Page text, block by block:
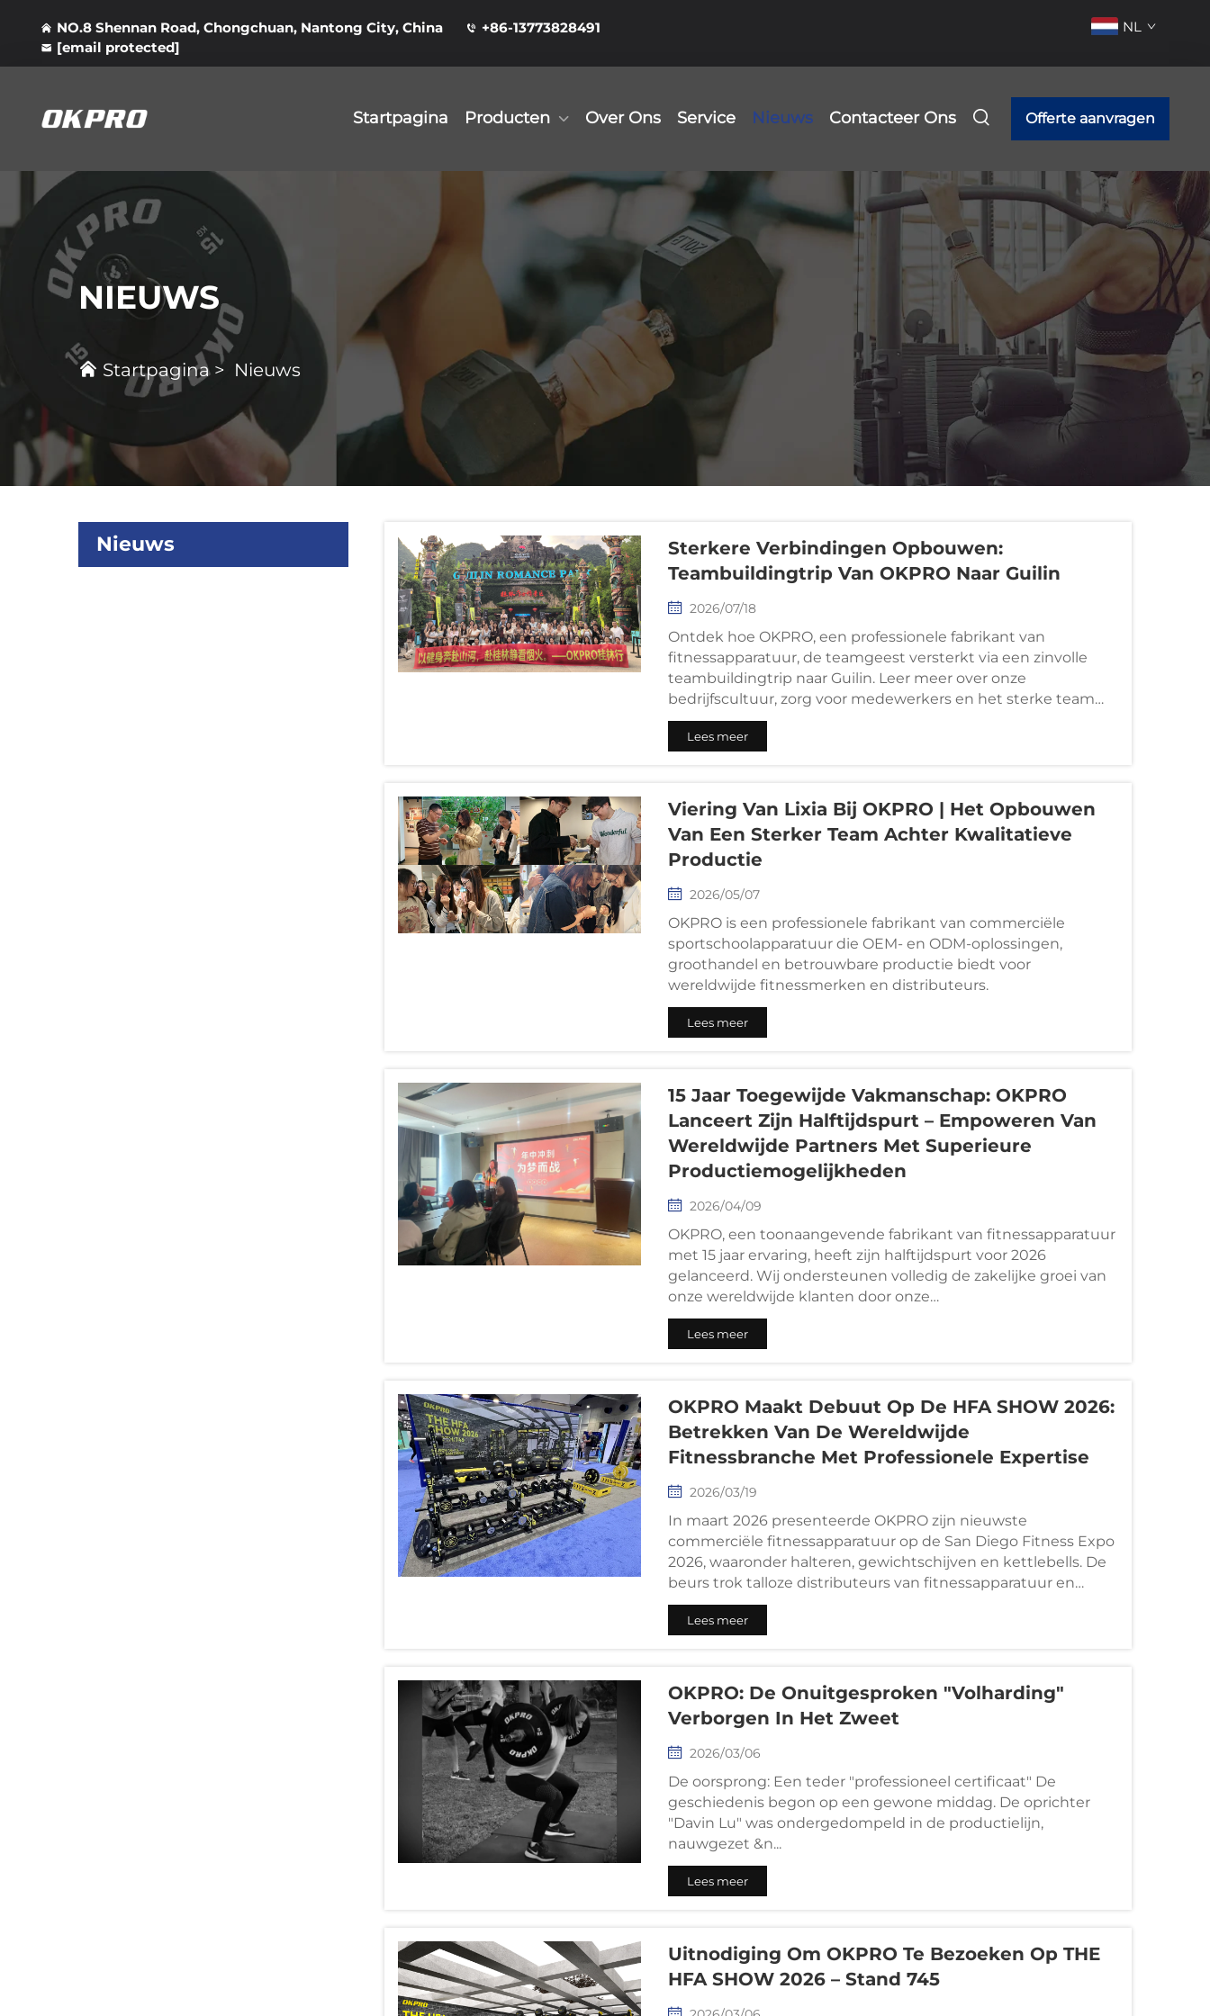
NO.8 Shennan Road, Chongchuan, Nantong City, China
+86-13773828491
[email protected]
NL
Startpagina Producten Over Ons Service Nieuws Contacteer Ons Offerte aanvragen
NIEUWS
Startpagina> Nieuws
Nieuws
Sterkere Verbindingen Opbouwen:
Teambuildingtrip Van OKPRO Naar Guilin
2026/07/18
Ontdek hoe OKPRO, een professionele fabrikant van
fitnessapparatuur, de teamgeest versterkt via een zinvolle
teambuildingtrip naar Guilin. Leer meer over onze
bedrijfscultuur, zorg voor medewerkers en het sterke team
achter onze wereldwijde fitnessoplossingen.
Lees meer
Viering Van Lixia Bij OKPRO | Het Opbouwen
Van Een Sterker Team Achter Kwalitatieve
Productie
2026/05/07
OKPRO is een professionele fabrikant van commerciële
sportschoolapparatuur die OEM- en ODM-oplossingen,
groothandel en betrouwbare productie biedt voor
wereldwijde fitnessmerken en distributeurs.
Lees meer
15 Jaar Toegewijde Vakmanschap: OKPRO
Lanceert Zijn Halftijdspurt – Empoweren Van
Wereldwijde Partners Met Superieure
Productiemogelijkheden
2026/04/09
OKPRO, een toonaangevende fabrikant van fitnessapparatuur
met 15 jaar ervaring, heeft zijn halftijdspurt voor 2026
gelanceerd. Wij ondersteunen volledig de zakelijke groei van
onze wereldwijde klanten door onze
productievoorzieningsketen te optimaliseren, levertijden te
verkorten en gewijd klantenservice te bieden voor het
Lees meer
OKPRO Maakt Debuut Op De HFA SHOW 2026:
Betrekken Van De Wereldwijde
Fitnessbranche Met Professionele Expertise
2026/03/19
In maart 2026 presenteerde OKPRO zijn nieuwste
commerciële fitnessapparatuur op de San Diego Fitness Expo
2026, waaronder halteren, gewichtschijven en kettlebells. De
beurs trok talloze distributeurs van fitnessapparatuur en
commerciële sportscholen, wat de merkpositie van OKPRO op
de internationale markt verder versterkte.
Lees meer
OKPRO: De Onuitgesproken "volharding"
Verborgen In Het Zweet
2026/03/06
De oorsprong: Een teder "professioneel certificaat" De
geschiedenis begon op een gewone middag. De oprichter
"Davin Lu" was ondergedompeld in de productielijn,
nauwgezet &n...
Lees meer
Uitnodiging Om OKPRO Te Bezoeken Op THE
HFA SHOW 2026 – Stand 745